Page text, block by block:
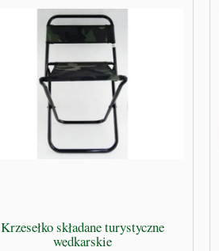
Krzesełko składane turystyczne
wędkarskie